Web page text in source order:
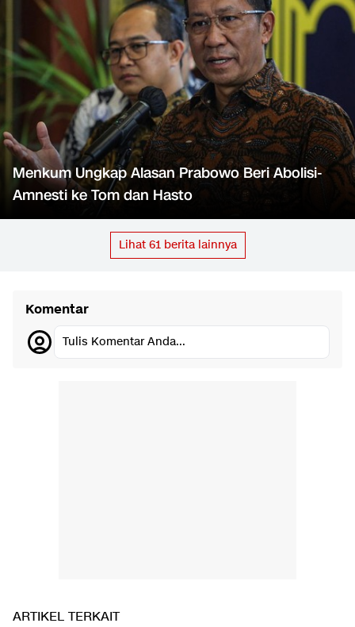
Menkum Ungkap Alasan Prabowo Beri Abolisi-
Amnesti ke Tom dan Hasto
Lihat 61berita lainnya
Komentar
Tulis Komentar Anda...
ARTIKEL TERKAIT